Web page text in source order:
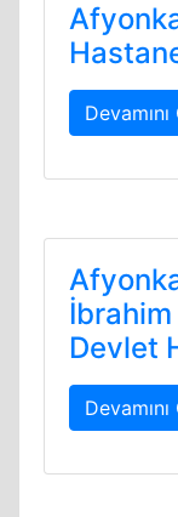
Devamını
Devlet
Devamını